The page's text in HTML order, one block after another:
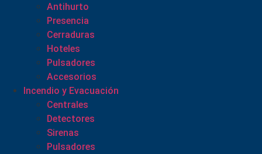
Antihurto
Presencia
Cerraduras
Hoteles
Pulsadores
Accesorios
Incendio y Evacuación
Centrales
Detectores
Sirenas
Pulsadores